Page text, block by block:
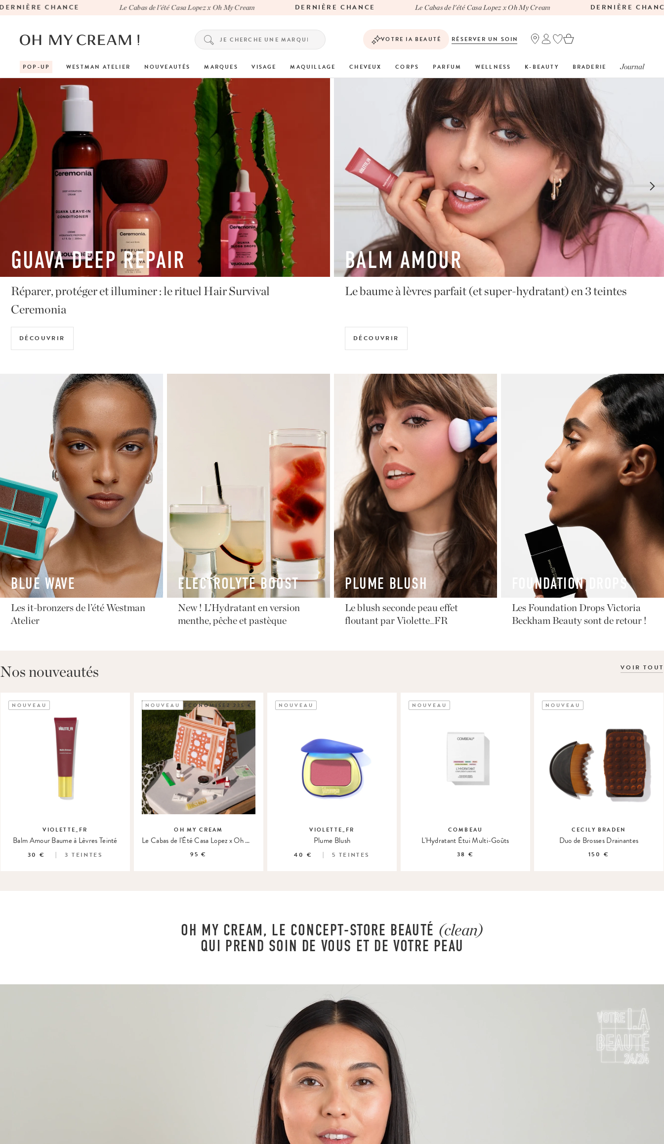
CHANCE Le Cabas de l'été Casa Lopez x Oh My Cream DERNIÈRE CHANCE Le Cabas de l'été Casa Lopez x Oh My Cream DERNIÈRE CHANCE
VOTRE IA BEAUTÉ RÉSERVER UN SOIN
POP-UP WESTMAN ATELIER NOUVEAUTÉS MARQUES VISAGE MAQUILLAGE CHEVEUX CORPS PARFUM WELLNESS K-BEAUTY BRADERIE Journal
BALM AMOUR
Le baume à lèvres parfait (et super-hydratant) en 3 teintes
DÉCOUVRIR
ÉDITION LIMITÉE
Le cabas de l’été Casa Lopez x Oh My Cream est arrivé !
DÉCOUVRIR
BLUE WAVE
Les it-bronzers de l’été Westman
Atelier
ELECTROLYTE BOOST
New ! L’Hydratant en version
menthe, pêche et pastèque
PLUME BLUSH
Le blush seconde peau effet
floutant par Violette_FR
FOUNDATION DROPS
Les Foundation Drops Victoria
Beckham Beauty sont de retour !
Nos nouveautés VOIR TOUT
NOUVEAU
VIOLETTE_FR
Balm Amour Baume à Lèvres Teinté
30 € 3 TEINTES
ÉCONOMISEZ 235 €
NOUVEAU
OH MY CREAM
Le Cabas de l'Été Casa Lopez x Oh My Cream
95 €
NOUVEAU
VIOLETTE_FR
Plume Blush
40 € 5 TEINTES
NOUVEAU
COMBEAU
L'Hydratant Étui Multi-Goûts
38 €
NOUVEAU
CECILY BRADEN
Duo de Brosses Drainantes
150 €
OH MY CREAM, LE CONCEPT-STORE BEAUTÉ (clean)
QUI PREND SOIN DE VOUS ET DE VOTRE PEAU